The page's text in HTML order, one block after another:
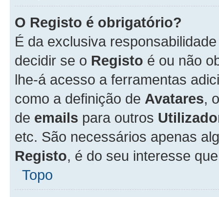
O Registo é obrigatório?
É da exclusiva
decidir se o Registo é ou não
lhe-á acesso a ferramentas
como a definição de Avatares,
de emails para outros
etc. São necessários apenas
Registo, é do seu interesse
Topo